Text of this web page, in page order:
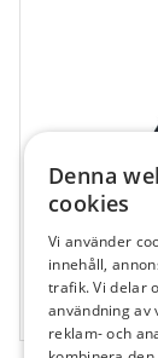
681518
Adhese 2
3x2 ml
Denna
cookies
Vi använder
innehåll,
trafik. Vi delar
användning av
reklam- och